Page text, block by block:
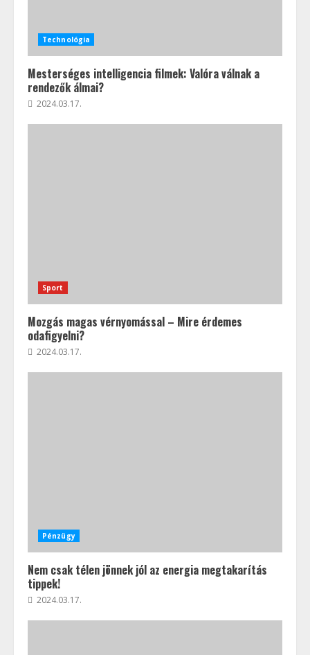
Technológia
Mesterséges intelligencia filmek: Valóra válnak a
rendezők álmai?
2024.03.17.
Sport
Mozgás magas vérnyomással – Mire érdemes
odafigyelni?
2024.03.17.
Pénzügy
Nem csak télen jönnek jól az energia megtakarítás
tippek!
2024.03.17.